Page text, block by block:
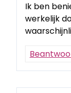
Ik ben
werkelijk